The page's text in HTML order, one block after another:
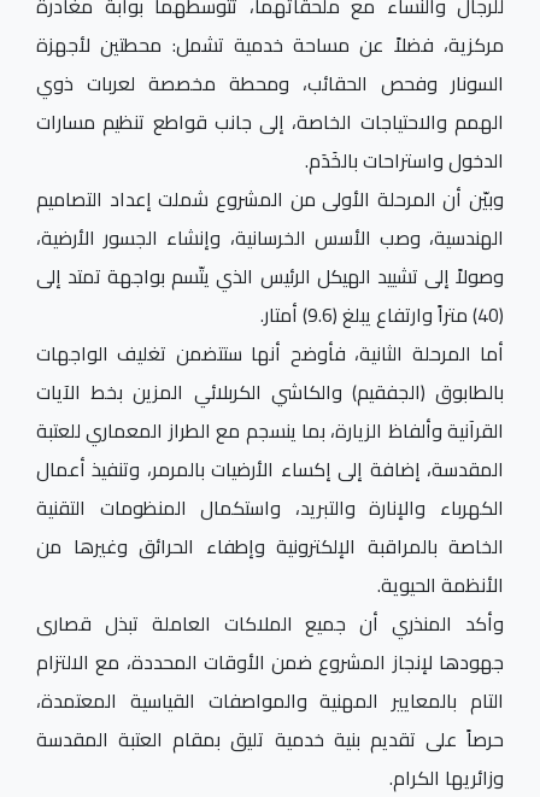
مركزية، فضلاً عن مساحة خدمية تشمل: محطتين لأجهزة
السونار وفحص الحقائب، ومحطة مخصصة لعربات ذوي
الهمم والاحتياجات الخاصة، إلى جانب قواطع تنظيم مسارات
الدخول واستراحات بالخَدَم.
وبيّن أن المرحلة الأولى من المشروع شملت إعداد التصاميم
الهندسية، وصب الأسس الخرسانية، وإنشاء الجسور الأرضية،
وصولاً إلى تشييد الهيكل الرئيس الذي يتّسم بواجهة تمتد إلى
(40) متراً وارتفاع يبلغ (9.6) أمتار.
أما المرحلة الثانية، فأوضح أنها ستتضمن تغليف الواجهات
بالطابوق (الجفقيم) والكاشي الكربلائي المزين بخط الآيات
القرآنية وألفاظ الزيارة، بما ينسجم مع الطراز المعماري للعتبة
المقدسة، إضافة إلى إكساء الأرضيات بالمرمر، وتنفيذ أعمال
الكهرباء والإنارة والتبريد، واستكمال المنظومات التقنية
الخاصة بالمراقبة الإلكترونية وإطفاء الحرائق وغيرها من
الأنظمة الحيوية.
وأكد المنذري أن جميع الملاكات العاملة تبذل قصارى
جهودها لإنجاز المشروع ضمن الأوقات المحددة، مع الالتزام
التام بالمعايير المهنية والمواصفات القياسية المعتمدة،
حرصاً على تقديم بنية خدمية تليق بمقام العتبة المقدسة
وزائريها الكرام.